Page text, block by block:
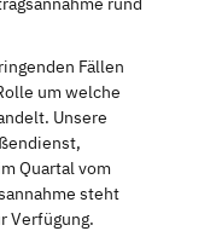
Fällen
um welche
Unsere
Quartal vom
steht
Verfügung.